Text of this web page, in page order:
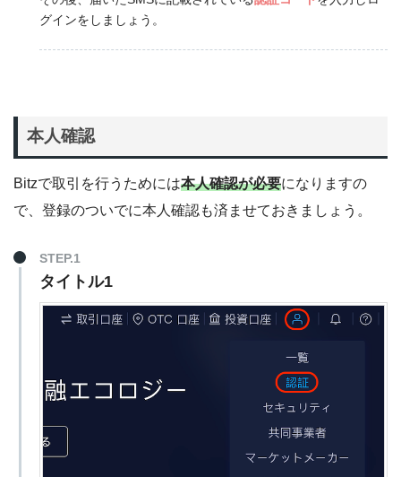
グインをしましょう。
本人確認
Bitzで取引を行うためには本人確認が必要になりますの
で、登録のついでに本人確認も済ませておきましょう。
STEP.1
タイトル1